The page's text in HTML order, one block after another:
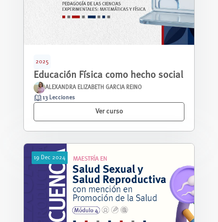
2025
Educación Física como hecho social
ALEXANDRA ELIZABETH GARCIA REINO
13 Lecciones
Ver curso
19 Dec 2024